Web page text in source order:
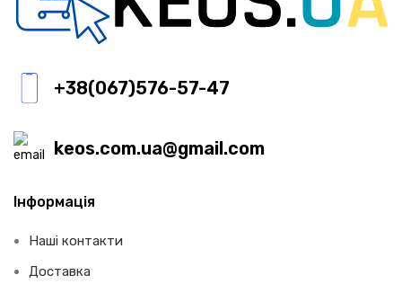
+38(067)576-57-47
keos.com.ua@gmail.com
Інформація
Наші контакти
Доставка